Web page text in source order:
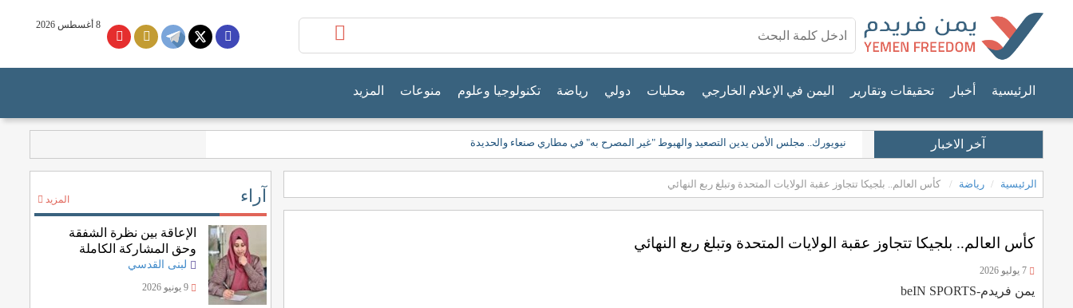
8 أغسطس 2026
الرئيسية أخبار تحقيقات وتقارير اليمن في الإعلام الخارجي محليات دولي رياضة تكنولوجيا وعلوم منوعات المزيد
آخر الاخبار نيويورك.. مجلس الأمن يدين التصعيد والهبوط "غير المصرح به" في مطاري صنعاء والحديدة
الرئيسية رياضة كأس العالم.. بلجيكا تتجاوز عقبة الولايات المتحدة وتبلغ ربع النهائي
كأس العالم.. بلجيكا تتجاوز عقبة الولايات المتحدة وتبلغ ربع النهائي
يمن فريدم-beIN SPORTS
آراء المزيد
الإعاقة بين نظرة الشفقة
وحق المشاركة الكاملة
لبنى القدسي
9 يونيو 2026